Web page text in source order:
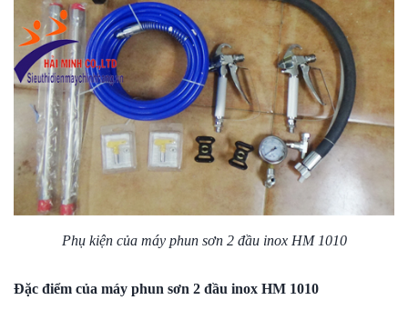
Phụ kiện của máy phun sơn 2 đầu inox HM 1010
Đặc điểm của máy phun sơn 2 đầu inox HM 1010